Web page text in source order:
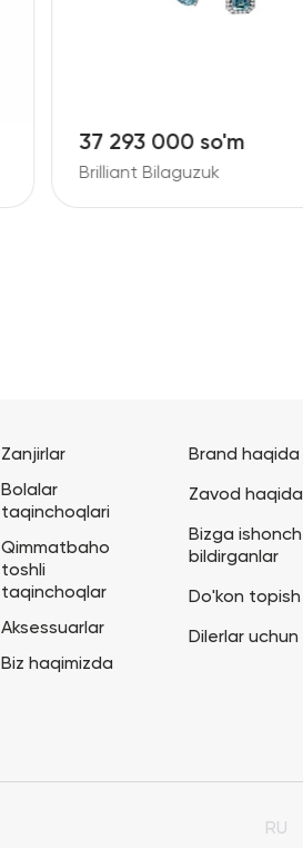
37 293 000 so'm
Brilliant Bilaguzuk
Zanjirlar
Bolalar
taqinchoqlari
Qimmatbaho
toshli
taqinchoqlar
Aksessuarlar
Biz haqimizda
Brand haqida
Zavod haqida
Bizga ishonch
bildirganlar
Do'kon topish
Dilerlar uchun
RU